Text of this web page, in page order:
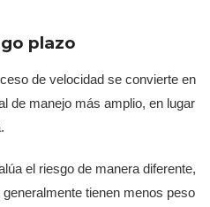
plazo
de velocidad se convierte en
de manejo más amplio, en lugar
el riesgo de manera diferente,
tienen menos peso